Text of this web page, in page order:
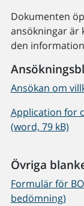
Dokumenten
ansökningar är
den
Ansökan om
Application for
(word, 79 kB)
Övriga
Formulär för
bedömning)